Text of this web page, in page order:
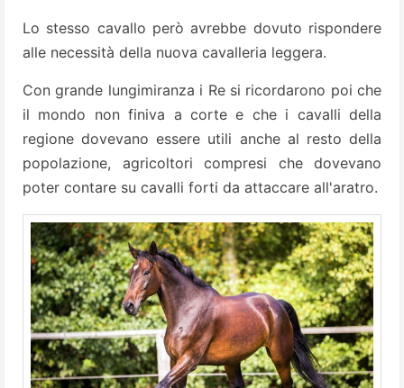
Lo stesso cavallo però avrebbe dovuto rispondere
alle necessità della nuova cavalleria leggera.
Con grande lungimiranza i Re si ricordarono poi che
il mondo non finiva a corte e che i cavalli della
regione dovevano essere utili anche al resto della
popolazione, agricoltori compresi che dovevano
poter contare su cavalli forti da attaccare all'aratro.